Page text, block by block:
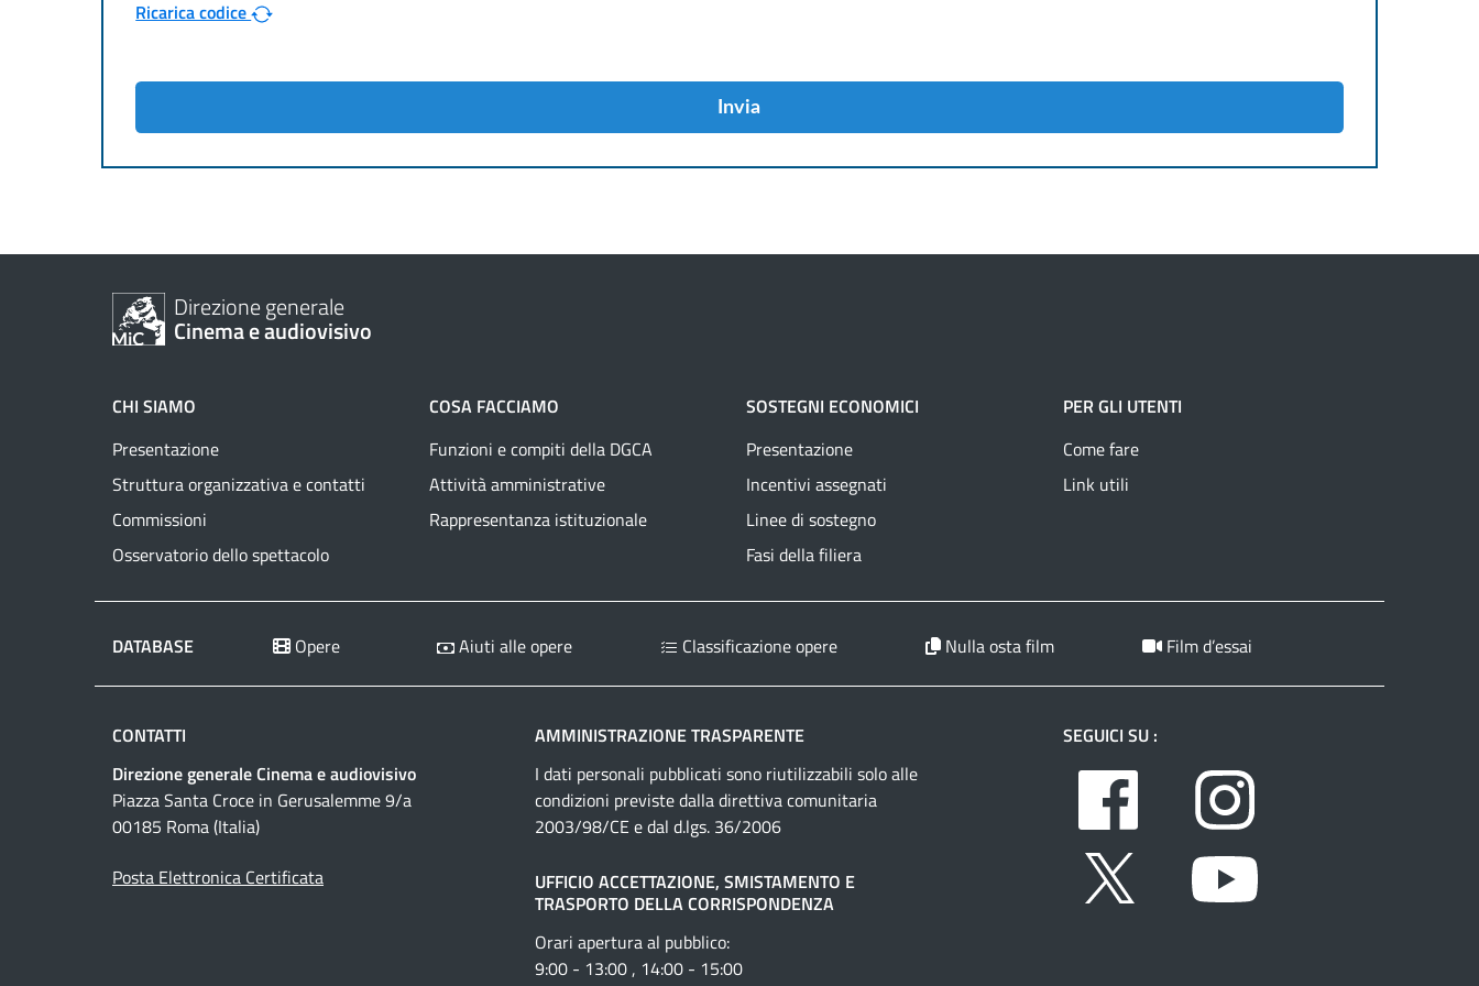
Ricarica codice
Invia
Direzione generale
Cinema e audiovisivo
CHI SIAMO
Presentazione
Struttura organizzativa e contatti
Commissioni
Osservatorio dello spettacolo
COSA FACCIAMO
Funzioni e compiti della DGCA
Attività amministrative
Rappresentanza istituzionale
SOSTEGNI ECONOMICI
Presentazione
Incentivi assegnati
Linee di sostegno
Fasi della filiera
PER GLI UTENTI
Come fare
Link utili
DATABASE Opere Aiuti alle opere Classificazione opere Nulla osta film Film d’essai
CONTATTI
Direzione generale Cinema e audiovisivo
Piazza Santa Croce in Gerusalemme 9/a
00185 Roma (Italia)
Posta Elettronica Certificata
AMMINISTRAZIONE TRASPARENTE
I dati personali pubblicati sono riutilizzabili solo alle
condizioni previste dalla direttiva comunitaria
2003/98/CE e dal d.lgs. 36/2006
UFFICIO ACCETTAZIONE, SMISTAMENTO E
TRASPORTO DELLA CORRISPONDENZA
Orari apertura al pubblico:
9:00 - 13:00 , 14:00 - 15:00
SEGUICI SU :
Facebook
Twitter